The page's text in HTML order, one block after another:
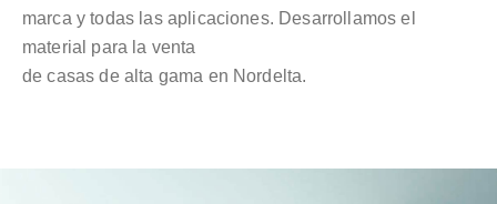
marca y todas las aplicaciones. Desarrollamos el
material para la venta
de casas de alta gama en Nordelta.